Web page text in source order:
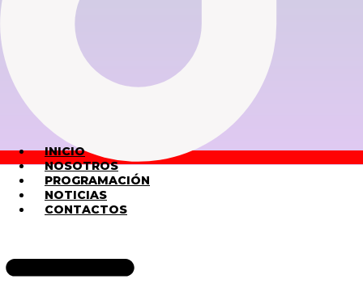
INICIO
NOSOTROS
PROGRAMACIÓN
NOTICIAS
CONTACTOS